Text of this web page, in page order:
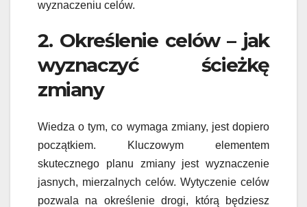
wyznaczeniu celów.
2. Określenie celów – jak
wyznaczyć ścieżkę
zmiany
Wiedza o tym, co wymaga zmiany, jest dopiero
początkiem. Kluczowym elementem
skutecznego planu zmiany jest wyznaczenie
jasnych, mierzalnych celów. Wytyczenie celów
pozwala na określenie drogi, którą będziesz